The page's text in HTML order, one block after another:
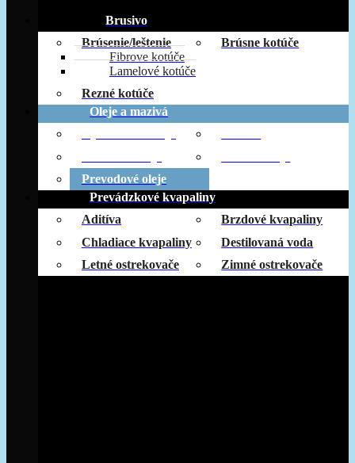
Brusivo
Brúsenie/leštenie
Fibrove kotúče
Lamelové kotúče
Brúsne kotúče
Rezné kotúče
Oleje a mazivá
Prevodové oleje
Prevádzkové kvapaliny
Aditíva
Brzdové kvapaliny
Chladiace kvapaliny
Destilovaná voda
Letné ostrekovače
Zimné ostrekovače